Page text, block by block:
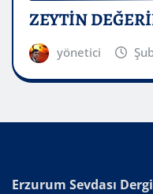
ZEYTİN
yönetici
Erzurum Sevdası